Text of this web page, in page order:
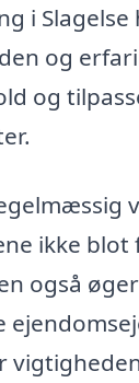
i Slagelse
og
og
ikke blot
også